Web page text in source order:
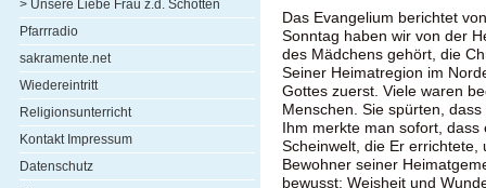
> Unsere Liebe Frau z.d. Schotten
Pfarrradio
sakramente.net
Wiedereintritt
Religionsunterricht
Kontakt Impressum
Datenschutz
Das Evangelium berichtet
Sonntag haben wir von der
des Mädchens gehört, die
Seiner Heimatregion im
Gottes zuerst. Viele waren
Menschen. Sie spürten,
Ihm merkte man sofort,
Scheinwelt, die Er errichtete,
Bewohner seiner
bewusst: Weisheit und